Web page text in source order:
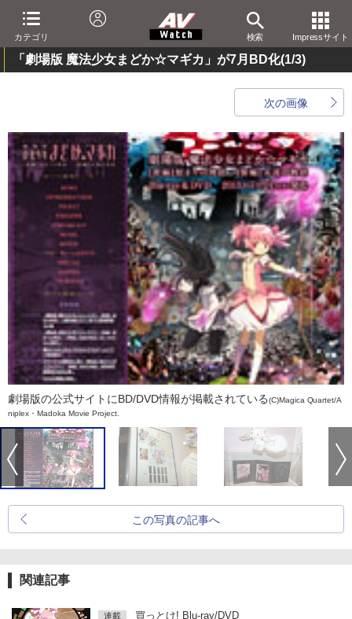
カテゴリ 検索 Impressサイト
「劇場版 魔法少女まどか☆マギカ」が7月BD化(1/3)
次の画像
劇場版の公式サイトにBD/DVD情報が掲載されている(C)Magica Quartet/A
niplex・Madoka Movie Project.
この写真の記事へ
関連記事
連載 買っとけ! Blu-ray/DVD